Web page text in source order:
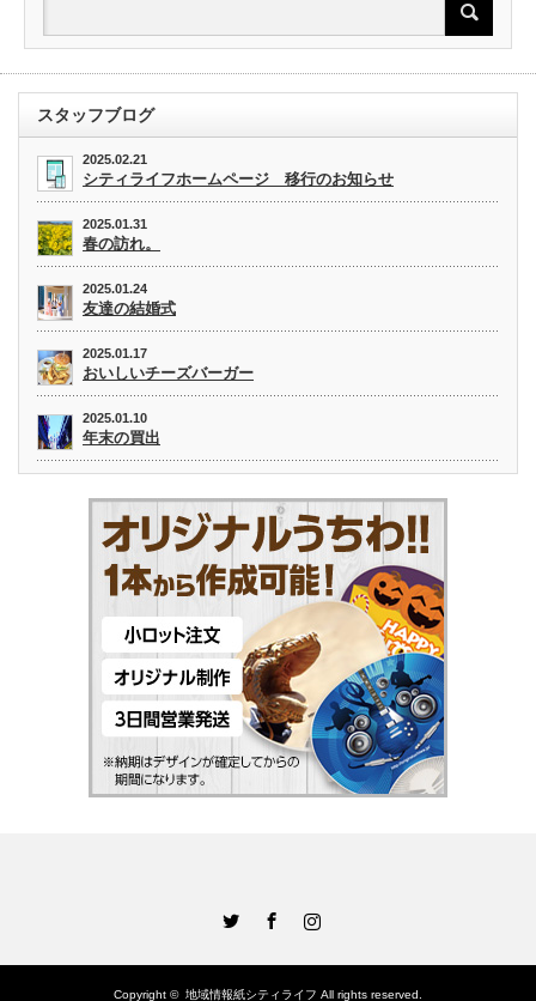
スタッフブログ
2025.02.21
シティライフホームページ 移行のお知らせ
2025.01.31
春の訪れ。
2025.01.24
友達の結婚式
2025.01.17
おいしいチーズバーガー
2025.01.10
年末の買出
Copyright © 地域情報紙シティライフ All rights reserved.